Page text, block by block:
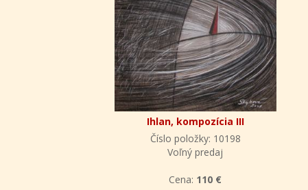
Ihlan, kompozícia III
Číslo položky: 10198
Voľný predaj
Cena: 110 €